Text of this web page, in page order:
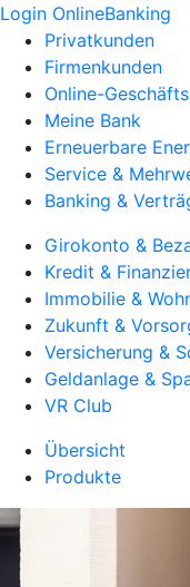
Login OnlineBanking
Privatkunden
Firmenkunden
Online-
Meine Bank
Erneuerbare
Service &
Banking &
Girokonto &
Kredit &
Immobilie &
Zukunft &
Versicherung &
Geldanlage &
VR Club
Übersicht
Produkte